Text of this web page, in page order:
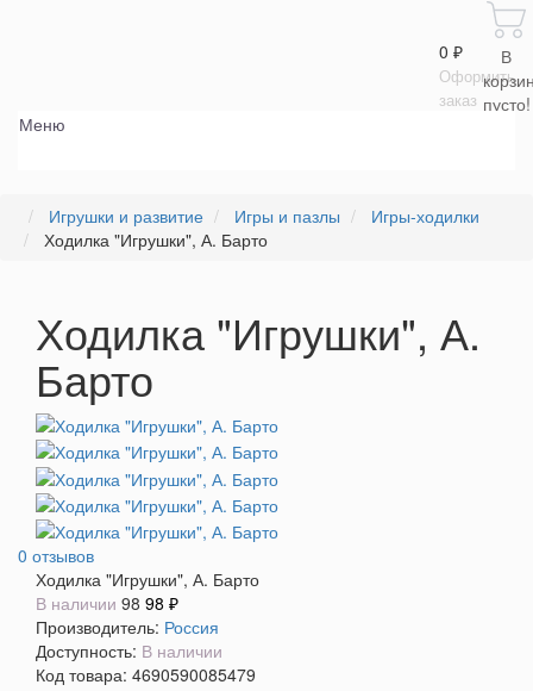
В
пусто!
0 ₽
Оформить
заказ
Меню
Игрушки и развитие Игры и пазлы
Игры-ходилки
Ходилка "Игрушки", А. Барто
Ходилка "Игрушки", А.
Барто
0 отзывов
Ходилка "Игрушки", А. Барто
В наличии 98 98 ₽
Производитель: Россия
Доступность: В наличии
Код товара: 4690590085479